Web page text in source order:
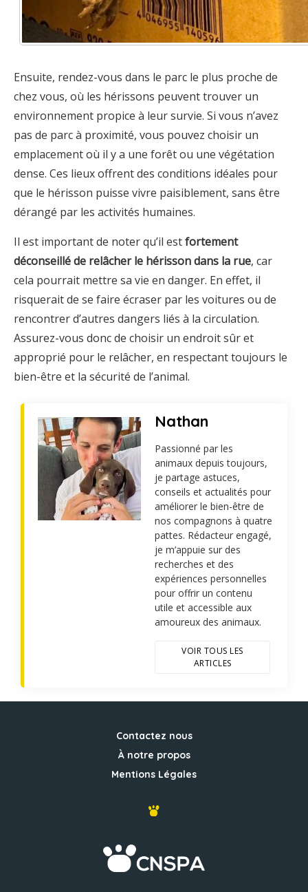
Ensuite, rendez-vous dans le parc le plus proche de
chez vous, où les hérissons peuvent trouver un
environnement propice à leur survie. Si vous n’avez
pas de parc à proximité, vous pouvez choisir un
emplacement où il y a une forêt ou une végétation
dense. Ces lieux offrent des conditions idéales pour
que le hérisson puisse vivre paisiblement, sans être
dérangé par les activités humaines.
Il est important de noter qu’il estfortement
déconseillé de relâcher le hérisson dans la rue, car
cela pourrait mettre sa vie en danger. En effet, il
risquerait de se faire écraser par les voitures ou de
rencontrer d’autres dangers liés à la circulation.
Assurez-vous donc de choisir un endroit sûr et
approprié pour le relâcher, en respectant toujours le
bien-être et la sécurité de l’animal.
Nathan
Passionné par les
animaux depuis toujours,
je partage astuces,
conseils et actualités pour
améliorer le bien-être de
nos compagnons à quatre
pattes. Rédacteur engagé,
je m’appuie sur des
recherches et des
expériences personnelles
pour offrir un contenu
utile et accessible aux
amoureux des animaux.
VOIR TOUS LES
ARTICLES
Contactez nous
À notre propos
Mentions Légales